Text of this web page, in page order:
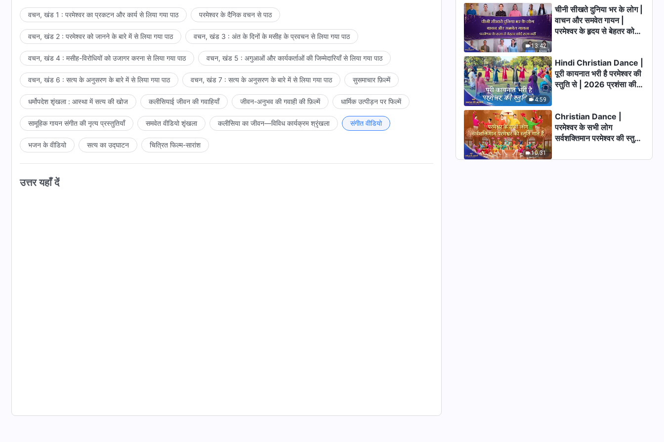
4:31
Hindi Christian Song | जब मनुष्य
अनंत मंजिल में प्रवेश करेगा
7:34
Hindi Christian Song | कर्तव्य
अच्छे से पूरा करने से ही मूल्यवान होता है
जीवन
4:45
Hindi Christian Song | जब
परमेश्वर स्वयं इस संसार में आता है
Hindi Christian Song | परमेश्वर
वचन, खंड 1 : परमेश्वर का प्रकटन और कार्य से लिया गया पाठ परमेश्वर के दैनिक वचन से पाठ
वचन, खंड 2 : परमेश्वर को जानने के बारे में से लिया गया पाठ वचन, खंड 3 : अंत के दिनों के मसीह के प्रवचन से लिया गया पाठ
वचन, खंड 4 : मसीह-विरोधियों को उजागर करना से लिया गया पाठ वचन, खंड 5 : अगुआओं और कार्यकर्ताओं की जिम्मेदारियाँ से लिया गया पाठ
वचन, खंड 6 : सत्य के अनुसरण के बारे में से लिया गया पाठ वचन, खंड 7 : सत्य के अनुसरण के बारे में से लिया गया पाठ सुसमाचार फ़िल्में
धर्मोपदेश शृंखला : आस्था में सत्य की खोज कलीसियाई जीवन की गवाहियाँ जीवन-अनुभव की गवाही की फ़िल्में धार्मिक उत्पीड़न पर फिल्में
सामूहिक गायन संगीत की नृत्य प्रस्तुतियाँ समवेत वीडियो शृंखला कलीसिया का जीवन—विविध कार्यक्रम श्रृंखला संगीत वीडियो
भजन के वीडियो सत्य का उद्घाटन चित्रित फिल्म-सारांश
उत्तर यहाँ दें
13:42
चीनी सीखते दुनिया भर के लोग |
वाचन और समवेत गायन |
परमेश्वर के हृदय से बेहतर कोई
4:59
Hindi Christian Dance |
पूरी कायनात भरी है परमेश्वर की
स्तुति से | 2026 प्रशंसा की
10:31
Christian Dance |
परमेश्वर के सभी लोग
सर्वशक्तिमान परमेश्वर की स्तुति
आवाजें